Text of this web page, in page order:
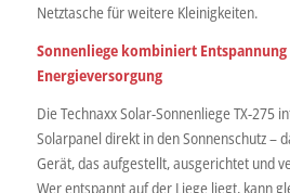
Netztasche für weitere Kleinigkeiten.
Sonnenliege kombiniert
Energieversorgung
Die Technaxx Solar-Sonnenliege TX-275
Solarpanel direkt in den Sonnenschutz –
Gerät, das aufgestellt, ausgerichtet und
Wer entspannt auf der Liege liegt, kann